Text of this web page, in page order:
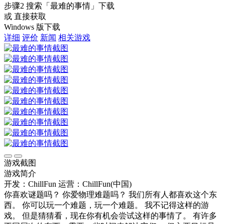
步骤2 搜索 「最难的事情」 下载
或 直接获取
Windows 版下载
详细 评价 新闻 相关游戏
游戏截图
游戏简介
开发：ChillFun 运营：ChillFun(中国)
你喜欢谜题吗？ 你爱物理难题吗？ 我们所有人都喜欢这个东
西。 你可以玩一个难题，玩一个难题。 我不记得这样的游
戏。 但是猜猜看，现在你有机会尝试这样的事情了。 有许多